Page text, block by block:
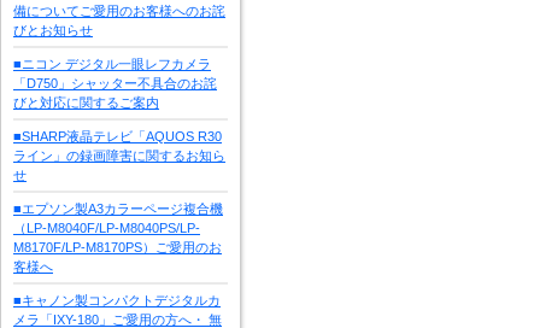
備についてご愛用のお客様へのお詫
びとお知らせ
■ニコン デジタル一眼レフカメラ
「D750」シャッター不具合のお詫
びと対応に関するご案内
■SHARP液晶テレビ「AQUOS R30
ライン」の録画障害に関するお知ら
せ
■エプソン製A3カラーページ複合機
（LP-M8040F/LP-M8040PS/LP-
M8170F/LP-M8170PS）ご愛用のお
客様へ
■キャノン製コンパクトデジタルカ
メラ「IXY-180」ご愛用の方へ・ 無